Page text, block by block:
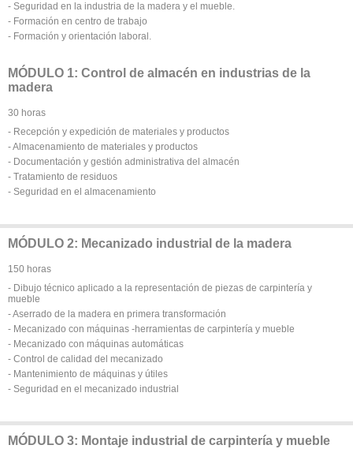
- Seguridad en la industria de la madera y el mueble.
- Formación en centro de trabajo
- Formación y orientación laboral.
MÓDULO 1: Control de almacén en industrias de la
madera
30 horas
- Recepción y expedición de materiales y productos
- Almacenamiento de materiales y productos
- Documentación y gestión administrativa del almacén
- Tratamiento de residuos
- Seguridad en el almacenamiento
MÓDULO 2: Mecanizado industrial de la madera
150 horas
- Dibujo técnico aplicado a la representación de piezas de carpintería y
mueble
- Aserrado de la madera en primera transformación
- Mecanizado con máquinas -herramientas de carpintería y mueble
- Mecanizado con máquinas automáticas
- Control de calidad del mecanizado
- Mantenimiento de máquinas y útiles
- Seguridad en el mecanizado industrial
MÓDULO 3: Montaje industrial de carpintería y mueble